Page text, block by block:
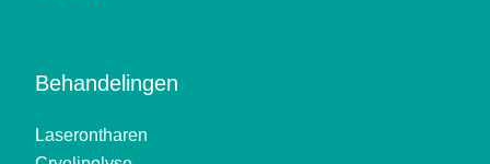
Behandelingen
Laserontharen